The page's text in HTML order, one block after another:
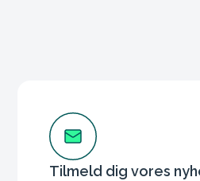
Tilmeld dig vores